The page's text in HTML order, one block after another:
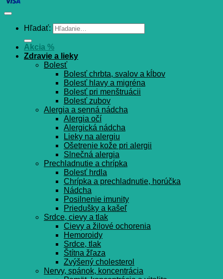
Hľadať:
Akcia %
Zdravie a lieky
Bolesť
Bolesť chrbta, svalov a kĺbov
Bolesť hlavy a migréna
Bolesť pri menštruácii
Bolesť zubov
Alergia a senná nádcha
Alergia očí
Alergická nádcha
Lieky na alergiu
Ošetrenie kože pri alergii
Slnečná alergia
Prechladnutie a chrípka
Bolesť hrdla
Chrípka a prechladnutie, horúčka
Nádcha
Posilnenie imunity
Priedušky a kašeľ
Srdce, cievy a tlak
Cievy a žilové ochorenia
Hemoroidy
Srdce, tlak
Štítna žľaza
Zvýšený cholesterol
Nervy, spánok, koncentrácia